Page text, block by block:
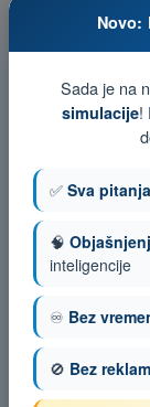
Novo:
Sada je na
simulacije!
✅ Sva
🧠
inteligencije
♾️ Bez
🚫 Bez